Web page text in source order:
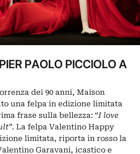
PAOLO PICCIOLO A
dei 90 anni, Maison
una felpa in edizione limitata
frase sulla bellezza: “I love
. La felpa Valentino Happy
limitata, riporta in rosso la
Garavani, icastico e